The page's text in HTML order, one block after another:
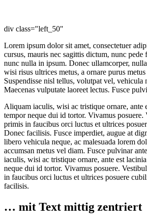
div class="left_50"
Lorem ipsum dolor sit amet, consectetuer
cursus, mauris nec sagittis dictum, nunc
nunc nulla in ipsum. Donec ullamcorper,
wisi risus ultrices metus, a ornare purus
Suspendisse nisl tellus, volutpat vel, vehicula
Maecenas vulputate laoreet lectus. Fusce
Aliquam iaculis, wisi ac tristique ornare, ante
tempor neque dui id tortor. Vivamus posuere.
primis in faucibus orci luctus et ultrices
Donec facilisis. Fusce imperdiet, augue at
libero vehicula neque, ac malesuada lorem
accumsan metus vel diam. Fusce pulvinar
iaculis, wisi ac tristique ornare, ante est
neque dui id tortor. Vivamus posuere.
in faucibus orci luctus et ultrices posuere
facilisis.
… mit Text mittig zentriert